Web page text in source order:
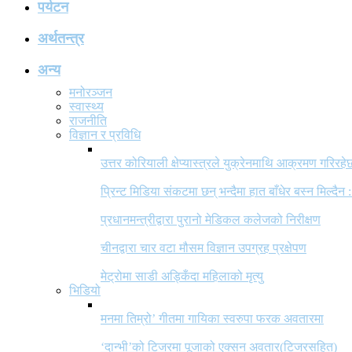
पर्यटन
अर्थतन्त्र
अन्य
मनोरञ्जन
स्वास्थ्य
राजनीति
विज्ञान र प्रविधि
उत्तर कोरियाली क्षेप्यास्त्रले युक्रेनमाथि आक्रमण
प्रिन्ट मिडिया संकटमा छन् भन्दैमा हात बाँधेर बस्न मिल्दैन
प्रधानमन्त्रीद्वारा पुरानो मेडिकल कलेजको निरीक्षण
चीनद्वारा चार वटा मौसम विज्ञान उपग्रह प्रक्षेपण
मेट्रोमा साडी अड्किँदा महिलाको मृत्यु
भिडियो
मनमा तिम्रो’ गीतमा गायिका स्वरुपा फरक अवतारमा
‘दान्भी’को टिजरमा पूजाको एक्सन अवतार(टिजरसहित)